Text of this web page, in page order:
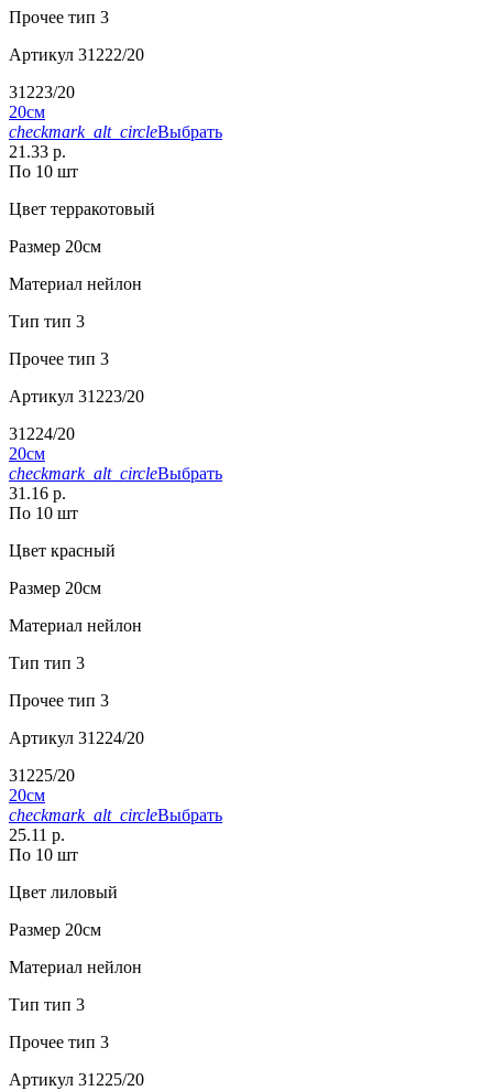
Прочее тип 3
Артикул 31222/20
31223/20
20см
checkmark_alt_circleВыбрать
21.33 р.
По 10 шт
Цвет терракотовый
Размер 20см
Материал нейлон
Тип тип 3
Прочее тип 3
Артикул 31223/20
31224/20
20см
checkmark_alt_circleВыбрать
31.16 р.
По 10 шт
Цвет красный
Размер 20см
Материал нейлон
Тип тип 3
Прочее тип 3
Артикул 31224/20
31225/20
20см
checkmark_alt_circleВыбрать
25.11 р.
По 10 шт
Цвет лиловый
Размер 20см
Материал нейлон
Тип тип 3
Прочее тип 3
Артикул 31225/20